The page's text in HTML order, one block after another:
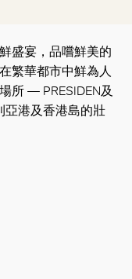
盛宴，品嚐鮮美的
繁華都市中鮮為人
所 — PRESIDEN及
亞港及香港島的壯